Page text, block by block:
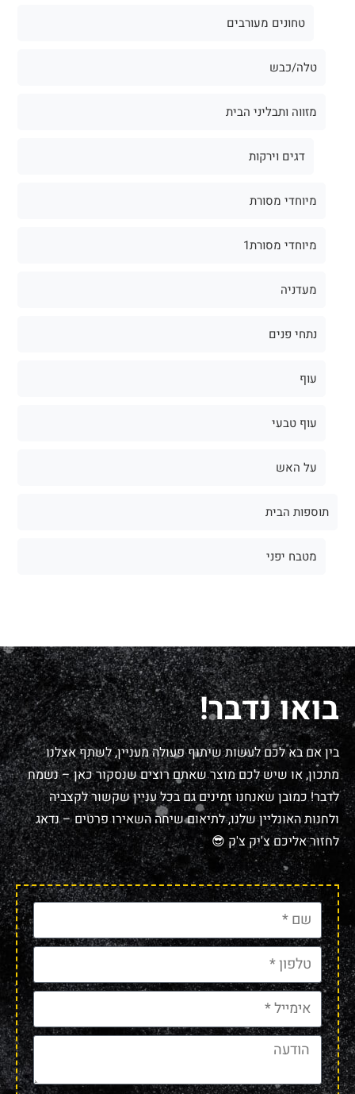
טחונים מעורבים
טלה/כבש
מזווה ותבליני הבית
דגים וירקות
מיוחדי מסורת
מיוחדי מסורת1
מעדניה
נתחי פנים
עוף
עוף טבעי
על האש
תוספות הבית
מטבח יפני
בואו נדבר!
בין אם בא לכם לעשות שיתוף פעולה מעניין, לשתף אצלנו
מתכון, או שיש לכם מוצר שאתם רוצים שנסקור כאן – נשמח
לדבר! כמובן שאנחנו זמינים גם בכל עניין שקשור לקצביה
ולחנות האונליין שלנו, לתיאום שיחה השאירו פרטים – נדאג
לחזור אליכם צ'יק צ'ק 😎